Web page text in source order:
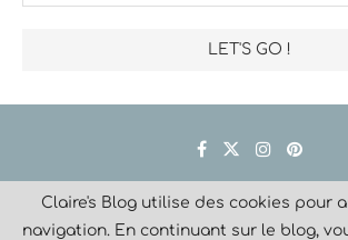
Créé avec
Claire's Blog utilise des cookies pour
navigation. En continuant sur le blog,